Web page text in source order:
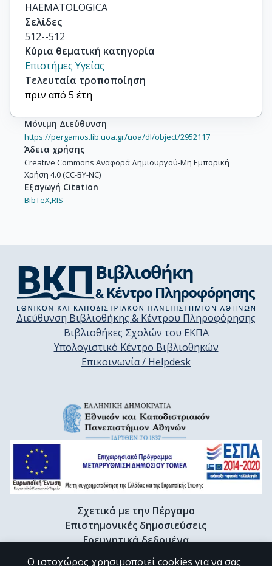
HAEMATOLOGICA
Σελίδες
512--512
Κύρια θεματική κατηγορία
Επιστήμες Υγείας
Τελευταία τροποποίηση
πριν από 5 έτη
Μόνιμη Διεύθυνση
https://pergamos.lib.uoa.gr/uoa/dl/object/2952117
Άδεια χρήσης
Creative Commons Αναφορά Δημιουργού-Μη Εμπορική
Χρήση 4.0 (CC-BY-NC)
Εξαγωγή Citation
BibTeX,RIS
Διεύθυνση Βιβλιοθήκης & Κέντρου Πληροφόρησης
Βιβλιοθήκες Σχολών του ΕΚΠΑ
Υπολογιστικό Κέντρο Βιβλιοθηκών
Επικοινωνία / Helpdesk
Σχετικά με την Πέργαμο
Επιστημονικές δημοσιεύσεις
Ερευνητικά δεδομένα
Διδακτορικές διατριβές & Γκρίζα βιβλιογραφία
Ο ιστοχώρος χρησιμοποιεί cookies για να σας